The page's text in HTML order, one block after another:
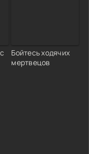
Бойтесь ходячих
мертвецов